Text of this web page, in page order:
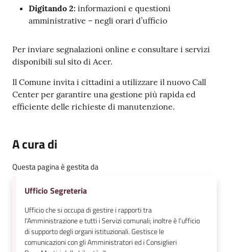
Digitando 2: informazioni e questioni
amministrative – negli orari d’ufficio
Per inviare segnalazioni online e consultare i servizi
disponibili sul sito di Acer.
Il Comune invita i cittadini a utilizzare il nuovo Call
Center per garantire una gestione più rapida ed
efficiente delle richieste di manutenzione.
A cura di
Questa pagina è gestita da
Ufficio Segreteria
Ufficio che si occupa di gestire i rapporti tra
l'Amministrazione e tutti i Servizi comunali; inoltre è l'ufficio
di supporto degli organi istituzionali. Gestisce le
comunicazioni con gli Amministratori ed i Consiglieri